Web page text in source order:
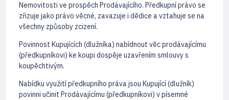
Nemovitosti ve prospěch Prodávajícího. Předkupní právo se
zřizuje jako právo věcné, zavazuje i dědice a vztahuje se na
všechny způsoby zcizení.
Povinnost Kupujících (dlužníka) nabídnout věc prodávajícímu
(předkupníkovi) ke koupi dospěje uzavřením smlouvy s
koupěchtivým.
Nabídku využití předkupního práva jsou Kupující (dlužník)
povinni učinit Prodávajícímu (předkupníkovi) v písemné